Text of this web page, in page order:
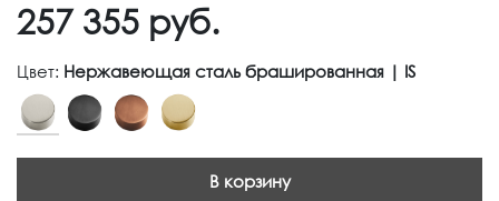
257 355 руб.
Цвет: Нержавеющая сталь брашированная | IS
В корзину